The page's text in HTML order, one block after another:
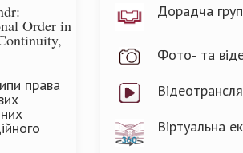
Order in
права
Дорадча
Фото- та
Віртуальна